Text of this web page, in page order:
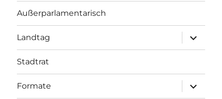
Außerparlamentarisch
Landtag
öffnen
Stadtrat
Formate
öffnen